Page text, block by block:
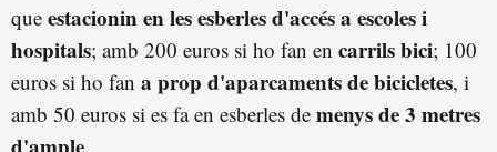
que estacionin en les esberles d'accés a escoles i
hospitals; amb 200 euros si ho fan en carrils bici; 100
euros si ho fan a prop d'aparcaments de bicicletes, i
amb 50 euros si es fa en esberles de menys de 3 metres
d'ample.